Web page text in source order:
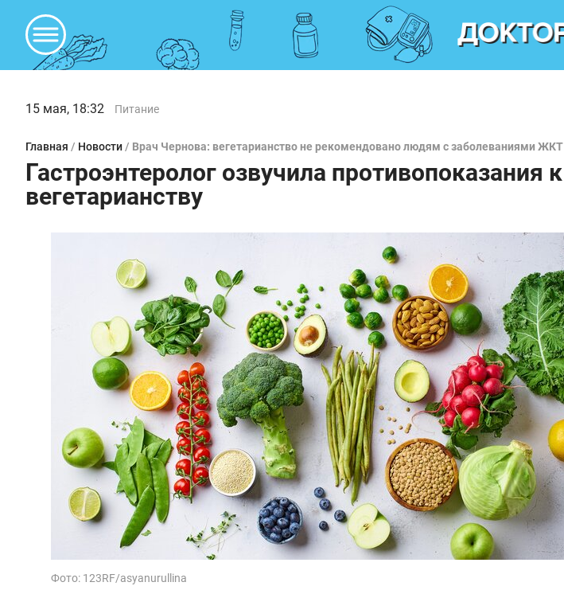
15 мая, 18:32 Питание
Главная / Новости / Врач Чернова: вегетарианство не рекомендовано людям с заболеваниями ЖКТ
Гастроэнтеролог озвучила противопоказания к
вегетарианству
Фото: 123RF/asyanurullina